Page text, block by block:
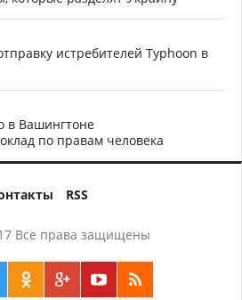
истребителей Typhoon в
в Вашингтоне
по правам человека
RSS
Все права защищены